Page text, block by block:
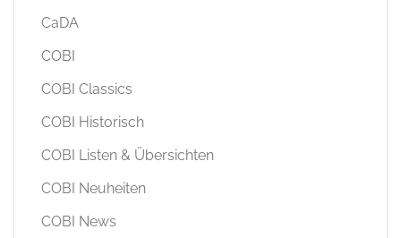
CaDA
COBI
COBI Classics
COBI Historisch
COBI Listen & Übersichten
COBI Neuheiten
COBI News